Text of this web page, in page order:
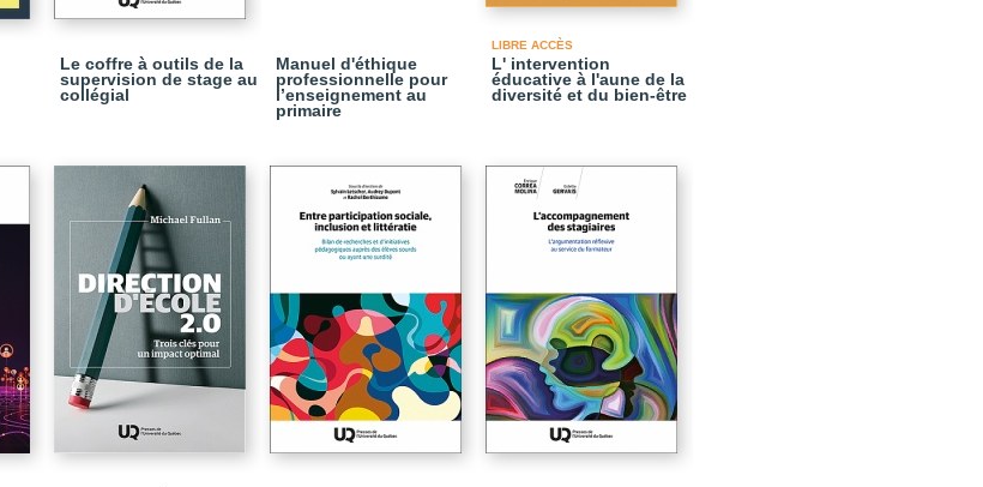
Le coffre à outils de la
supervision de stage au
collégial
Manuel d'éthique
professionnelle pour
l’enseignement au
primaire
LIBRE ACCÈS
L' intervention
éducative à l'aune de la
diversité et du bien-être